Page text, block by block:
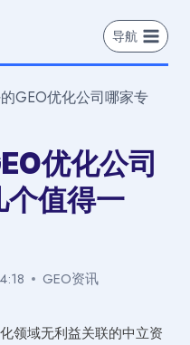
导航
GEO优化公司哪家专
优化公司
个值得一
GEO资讯
领域无利益关联的中立资